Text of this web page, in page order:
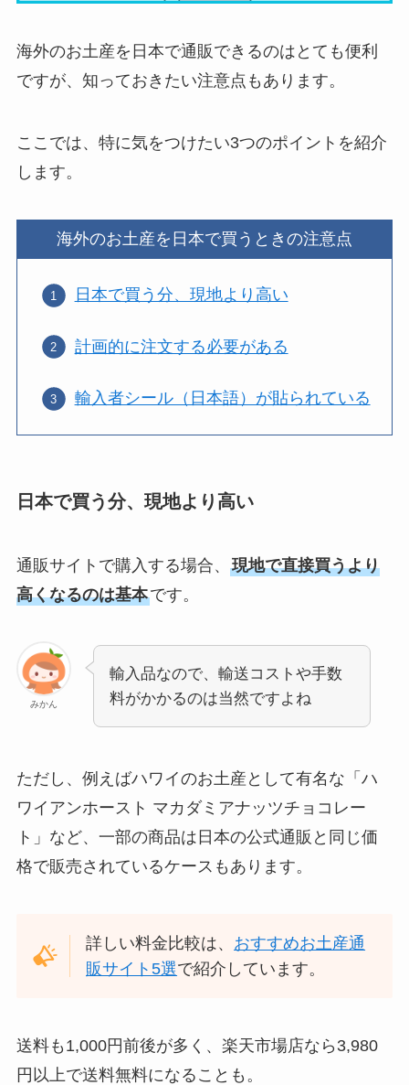
海外のお土産を日本で通販できるのはとても便利
ですが、知っておきたい注意点もあります。
ここでは、特に気をつけたい3つのポイントを紹介
します。
海外のお土産を日本で買うときの注意点
日本で買う分、現地より高い
計画的に注文する必要がある
輸入者シール（日本語）が貼られている
日本で買う分、現地より高い
通販サイトで購入する場合、 現地で直接買うより
高くなるのは基本です。
みかん
輸入品なので、輸送コストや手数
料がかかるのは当然ですよね
ただし、例えばハワイのお土産として有名な「ハ
ワイアンホースト マカダミアナッツチョコレー
ト」など、一部の商品は日本の公式通販と同じ価
格で販売されているケースもあります。
詳しい料金比較は、 おすすめお土産通
販サイト5選で紹介しています。
送料も1,000円前後が多く、楽天市場店なら3,980
円以上で送料無料になることも。